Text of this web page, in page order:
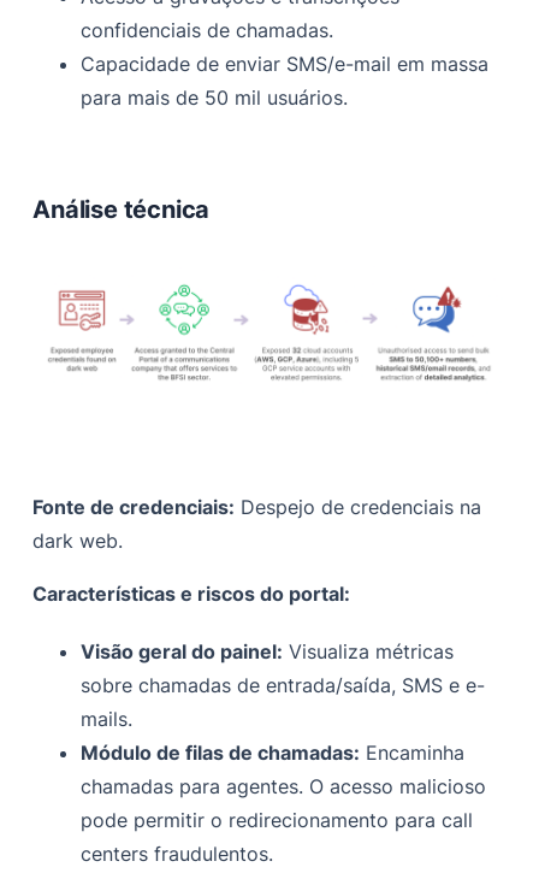
confidenciais de chamadas.
Capacidade de enviar SMS/e-mail em massa
para mais de 50 mil usuários.
Análise técnica
Fonte de credenciais: Despejo de credenciais na
dark web.
Características e riscos do portal:
Visão geral do painel: Visualiza métricas
sobre chamadas de entrada/saída, SMS e e-
mails.
Módulo de filas de chamadas: Encaminha
chamadas para agentes. O acesso malicioso
pode permitir o redirecionamento para call
centers fraudulentos.